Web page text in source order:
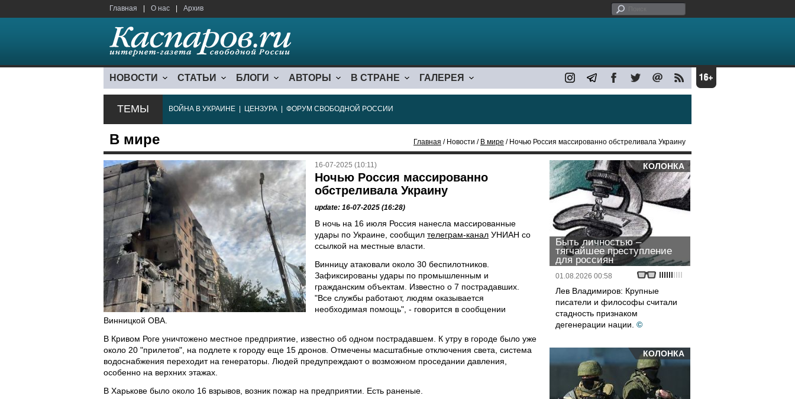
Главная О нас Архив
НОВОСТИ СТАТЬИ БЛОГИ АВТОРЫ В СТРАНЕ ГАЛЕРЕЯ
ТЕМЫ ВОЙНА В УКРАИНЕ ЦЕНЗУРА ФОРУМ СВОБОДНОЙ РОССИИ
В мире Главная / Новости / В мире / Ночью Россия массированно обстреливала Украину
16-07-2025 (10:11)
Ночью Россия массированно
обстреливала Украину
update: 16-07-2025 (16:28)
В ночь на 16 июля Россия нанесла массированные
удары по Украине, сообщил телеграм-канал УНИАН со
ссылкой на местные власти.
Винницу атаковали около 30 беспилотников.
Зафиксированы удары по промышленным и
гражданским объектам. Известно о 7 пострадавших.
"Все службы работают, людям оказывается
необходимая помощь", - говорится в сообщении
Винницкой ОВА.
В Кривом Роге уничтожено местное предприятие, известно об одном пострадавшем. К утру в городе было уже
около 20 "прилетов", на подлете к городу еще 15 дронов. Отмечены масштабные отключения света, система
водоснабжения переходит на генераторы. Людей предупреждают о возможном проседании давления,
особенно на верхних этажах.
В Харькове было около 16 взрывов, возник пожар на предприятии. Есть раненые.
КОЛОНКА
Быть личностью –
тягчайшее преступление
для россиян
01.08.2026 00:58
Лев Владимиров: Крупные
писатели и философы считали
стадность признаком
дегенерации нации. ©
КОЛОНКА